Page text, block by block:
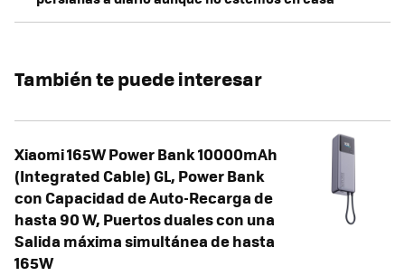
También te puede interesar
Xiaomi 165W Power Bank 10000mAh
(Integrated Cable) GL, Power Bank
con Capacidad de Auto-Recarga de
hasta 90 W, Puertos duales con una
Salida máxima simultánea de hasta
165W